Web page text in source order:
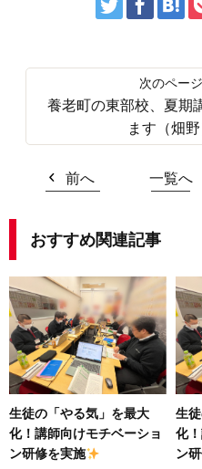
養老町の東部校、夏期
ます（畑野
前へ 一覧へ
おすすめ関連記事
生徒の「やる気」を最大
化！講師向けモチベーショ
ン研修を実施
生
化
ン